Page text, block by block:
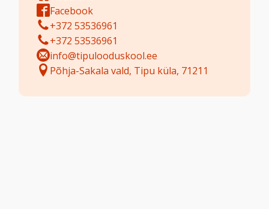
Facebook
+372 53536961
+372 53536961
info@tipulooduskool.ee
Põhja-Sakala vald, Tipu küla, 71211